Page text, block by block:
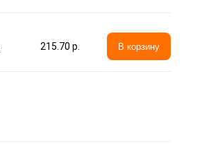
215.70 p. В корзину